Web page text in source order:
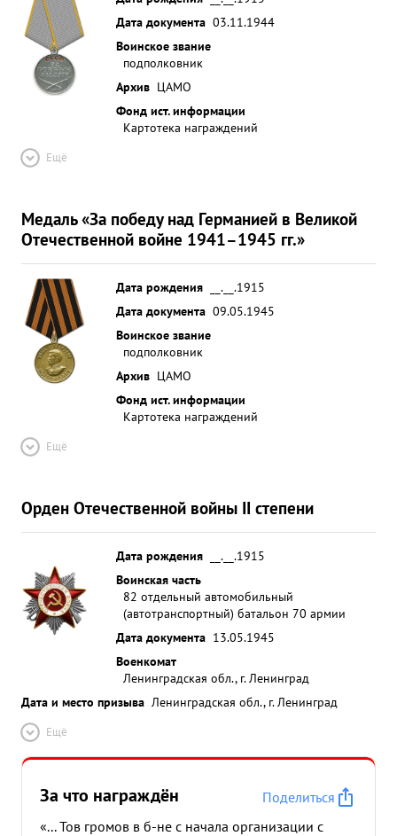
Дата документа 03.11.1944
Воинское звание
подполковник
Архив ЦАМО
Фонд ист. информации
Картотека награждений
Ещё
Медаль «За победу над Германией в Великой
Отечественной войне 1941–1945 гг.»
Дата рождения
__.__.1915
Дата документа 09.05.1945
Воинское звание
подполковник
Архив ЦАМО
Фонд ист. информации
Картотека награждений
Ещё
Орден Отечественной войны II степени
Дата рождения
__.__.1915
Воинская часть
82 отдельный автомобильный
(автотранспортный) батальон 70 армии
Дата документа 13.05.1945
Военкомат
Ленинградская обл., г. Ленинград
Дата и место призыва Ленинградская обл., г. Ленинград
Ещё
За что награждён
Поделиться
«... Тов громов в б-не с начала организации с